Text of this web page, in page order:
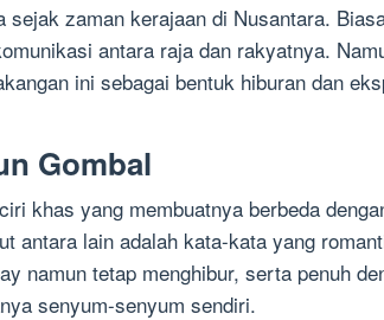
sejak zaman kerajaan di Nusantara.
antara raja dan rakyatnya.
ini sebagai bentuk hiburan dan
Gombal
khas yang membuatnya berbeda
antara lain adalah kata-kata yang
namun tetap menghibur, serta penuh
senyum-senyum sendiri.